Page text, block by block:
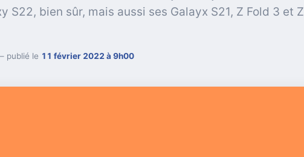
S22, bien sûr, mais aussi ses Galayx S21, Z Fold 3 et Z
publié le 11 février 2022 à 9h00